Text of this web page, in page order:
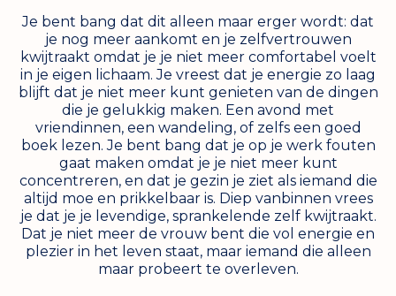
Je bent bang dat dit alleen maar erger wordt: dat
je nog meer aankomt en je zelfvertrouwen
kwijtraakt omdat je je niet meer comfortabel voelt
in je eigen lichaam. Je vreest dat je energie zo laag
blijft dat je niet meer kunt genieten van de dingen
die je gelukkig maken. Een avond met
vriendinnen, een wandeling, of zelfs een goed
boek lezen. Je bent bang dat je op je werk fouten
gaat maken omdat je je niet meer kunt
concentreren, en dat je gezin je ziet als iemand die
altijd moe en prikkelbaar is. Diep vanbinnen vrees
je dat je je levendige, sprankelende zelf kwijtraakt.
Dat je niet meer de vrouw bent die vol energie en
plezier in het leven staat, maar iemand die alleen
maar probeert te overleven.